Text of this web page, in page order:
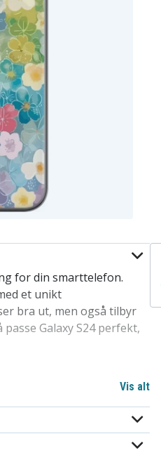
for din smarttelefon.
et unikt
bra ut, men også tilbyr
Galaxy S24 perfekt,
eller fjerne fra mobilen
en rimelig pris, dette
å beskytte telefoner i
S24.
Vis alt